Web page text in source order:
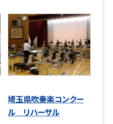
埼玉県吹奏楽コンクー
ル リハーサル